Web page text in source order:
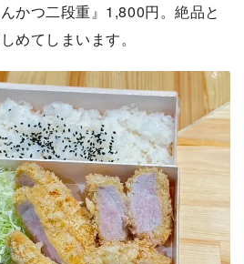
かつ二段重』1,800円。絶品と
めてしまいます。